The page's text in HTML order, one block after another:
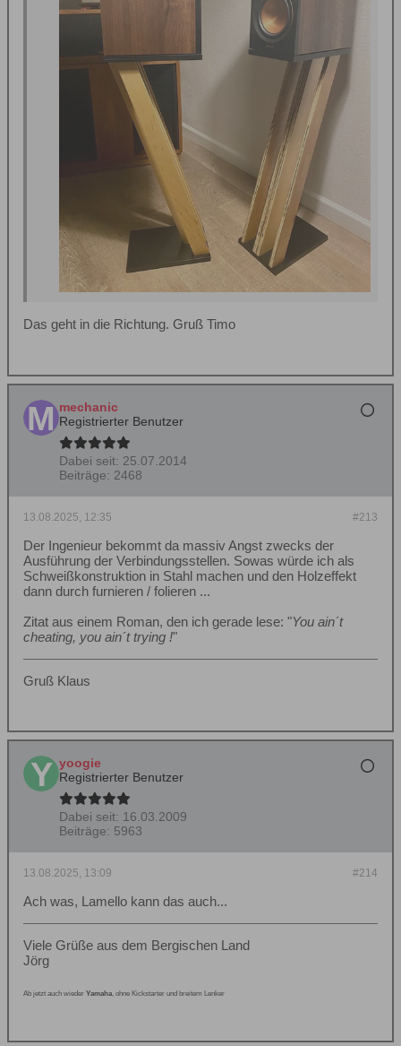
Das geht in die Richtung. Gruß Timo
mechanic
Registrierter Benutzer
Dabei seit: 25.07.2014
Beiträge: 2468
#213
13.08.2025, 12:35
Der Ingenieur bekommt da massiv Angst zwecks der
Ausführung der Verbindungsstellen. Sowas würde ich als
Schweißkonstruktion in Stahl machen und den Holzeffekt
dann durch furnieren / folieren ...
Zitat aus einem Roman, den ich gerade lese: "You ain´t
cheating, you ain´t trying !"
Gruß Klaus
yoogie
Registrierter Benutzer
Dabei seit: 16.03.2009
Beiträge: 5963
#214
13.08.2025, 13:09
Ach was, Lamello kann das auch...
Viele Grüße aus dem Bergischen Land
Jörg
Ab jetzt auch wieder Yamaha, ohne Kickstarter und breitem Lenker